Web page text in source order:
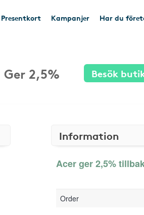
Presentkort Kampanjer Har du
Ger 2,5% Besök
Information
Acer ger 2,5%
Order